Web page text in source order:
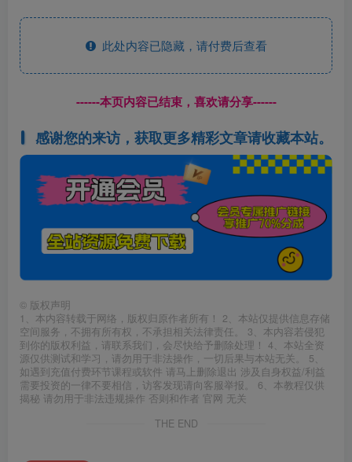
此处内容已隐藏，请付费后查看
------本页内容已结束，喜欢请分享------
感谢您的来访，获取更多精彩文章请收藏本站。
© 版权声明
1、本内容转载于网络，版权归原作者所有！ 2、本站仅提供信息存储
空间服务，不拥有所有权，不承担相关法律责任。 3、本内容若侵犯
到你的版权利益，请联系我们，会尽快给予删除处理！ 4、本站全资
源仅供测试和学习，请勿用于非法操作，一切后果与本站无关。 5、
如遇到充值付费环节课程或软件 请马上删除退出 涉及自身权益/利益
需要投资的一律不要相信，访客发现请向客服举报。 6、本教程仅供
揭秘 请勿用于非法违规操作 否则和作者 官网 无关
THE END